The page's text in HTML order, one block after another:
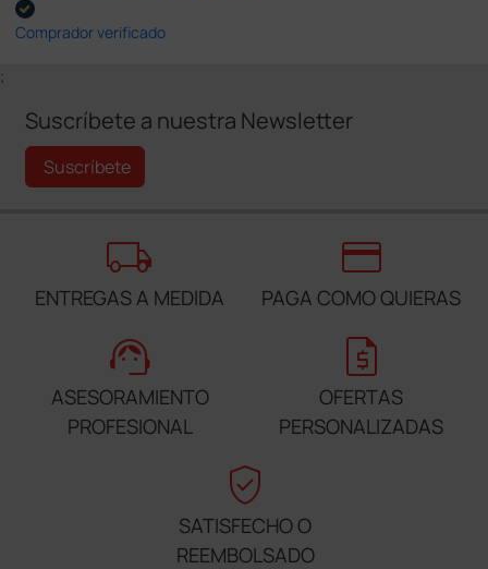
Comprador verificado
;
Suscríbete a nuestra Newsletter
Suscríbete
local_shipping
ENTREGAS A MEDIDA
credit_card
PAGA COMO QUIERAS
support_agent
ASESORAMIENTO
PROFESIONAL
request_quote
OFERTAS
PERSONALIZADAS
verified_user
SATISFECHO O
REEMBOLSADO